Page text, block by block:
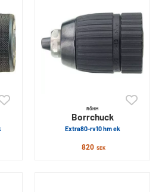
RÖHM
Borrchuck
Extra80-rv10 hm ek
820 SEK